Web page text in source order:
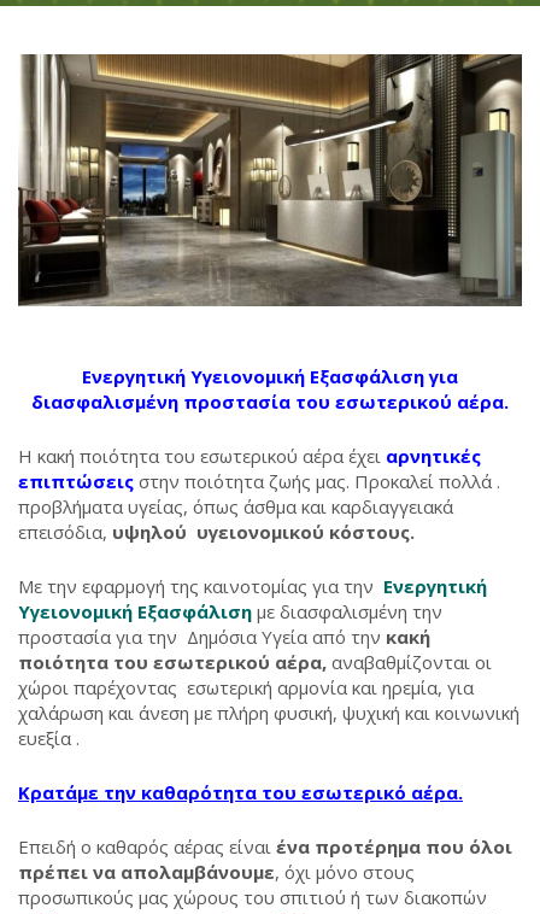
Ενεργητική Υγειονομική Εξασφάλιση για
διασφαλισμένη προστασία του εσωτερικού αέρα.
Η κακή ποιότητα του εσωτερικού αέρα έχει αρνητικές
επιπτώσεις στην ποιότητα ζωής μας. Προκαλεί πολλά .
προβλήματα υγείας, όπως άσθμα και καρδιαγγειακά
επεισόδια, υψηλού υγειονομικού κόστους.
Με την εφαρμογή της καινοτομίας για την Ενεργητική
Υγειονομική Εξασφάλιση με διασφαλισμένη την
προστασία για την Δημόσια Υγεία από την κακή
ποιότητα του εσωτερικού αέρα, αναβαθμίζονται οι
χώροι παρέχοντας εσωτερική αρμονία και ηρεμία, για
χαλάρωση και άνεση με πλήρη φυσική, ψυχική και κοινωνική
ευεξία .
Κρατάμε την καθαρότητα του εσωτερικό αέρα.
Επειδή ο καθαρός αέρας είναι ένα προτέρημα που όλοι
πρέπει να απολαμβάνουμε, όχι μόνο στους
προσωπικούς μας χώρους του σπιτιού ή των διακοπών